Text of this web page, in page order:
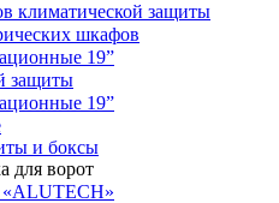
климатической защиты
шкафов
19”
защиты
19”
и боксы
для ворот
«ALUTECH»